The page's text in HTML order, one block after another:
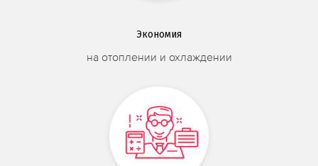
Экономия
на отоплении и охлаждении